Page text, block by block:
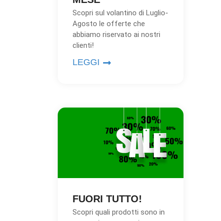
Scopri sul volantino di Luglio-
Agosto le offerte che
abbiamo riservato ai nostri
clienti!
LEGGI
FUORI TUTTO!
Scopri quali prodotti sono in